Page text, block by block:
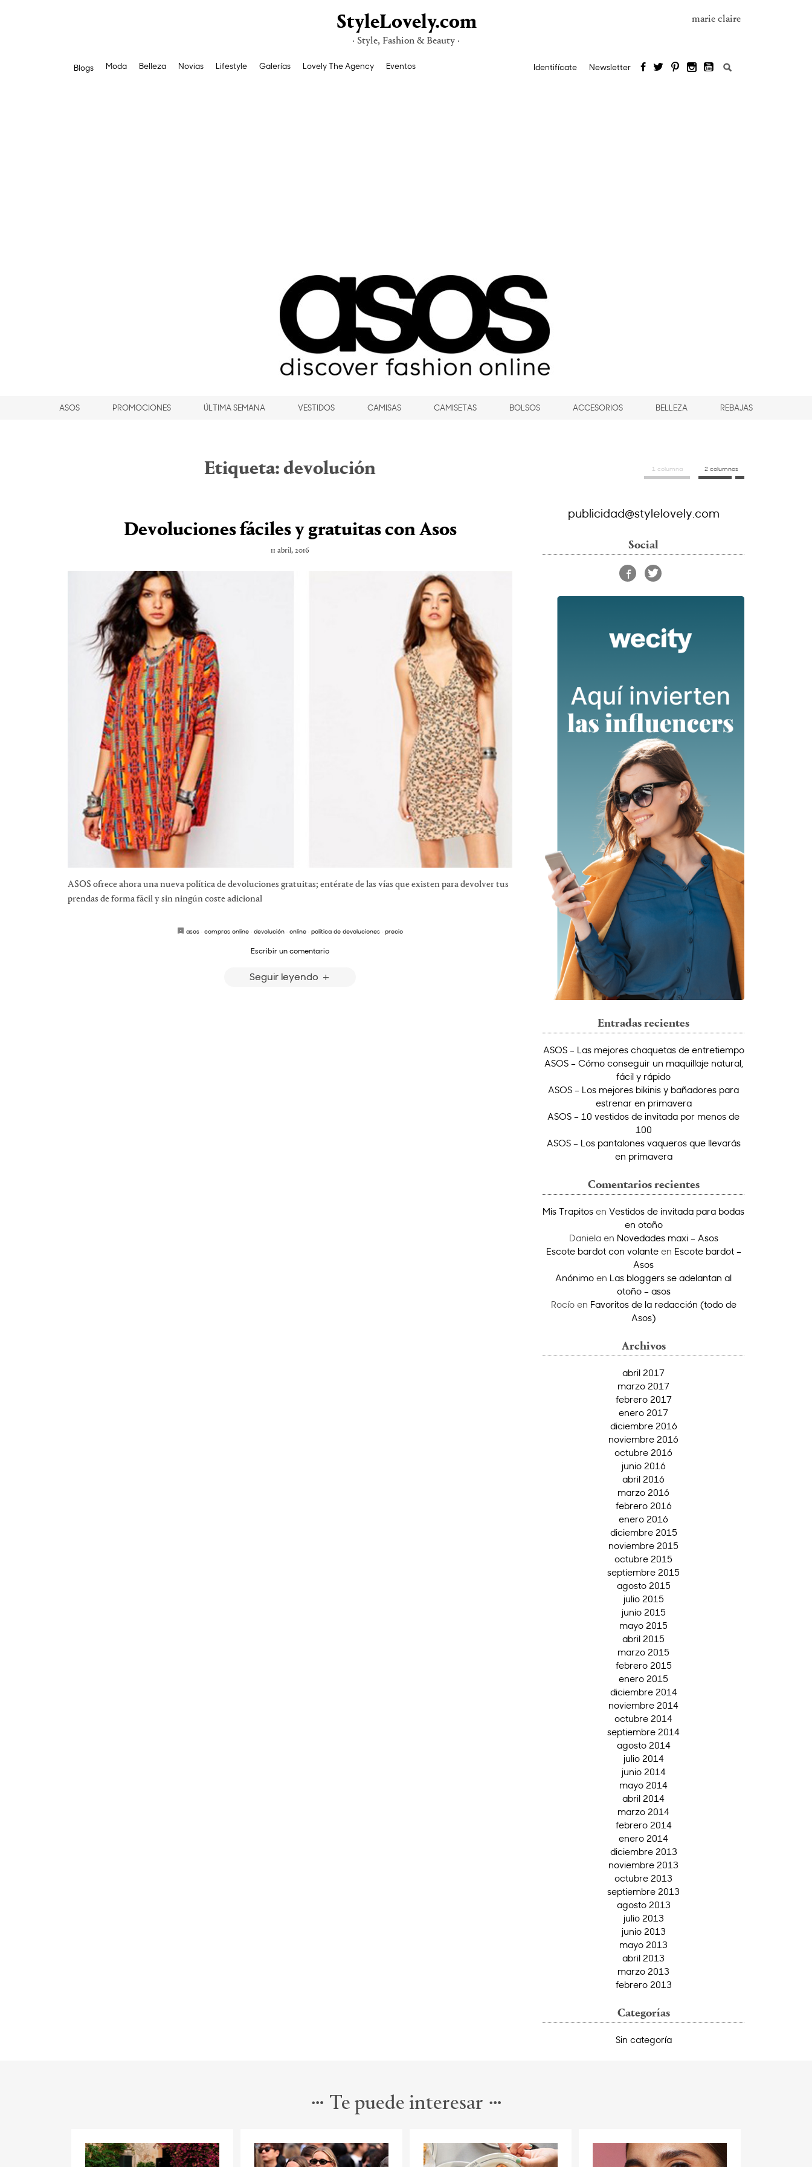
StyleLovely.com
· Style, Fashion & Beauty ·
marie claire
Blogs Moda Belleza Novias Lifestyle Galerías Lovely The Agency Eventos Identifícate Newsletter Buscar:
ASOS PROMOCIONES ÚLTIMA SEMANA VESTIDOS CAMISAS CAMISETAS BOLSOS ACCESORIOS BELLEZA REBAJAS
Etiqueta: devolución
Devoluciones fáciles y gratuitas con Asos
11 abril, 2016
ASOS ofrece ahora una nueva política de devoluciones gratuitas; entérate de las vías que existen para devolver tus
prendas de forma fácil y sin ningún coste adicional
asos · compras online · devolución · online · politica de devoluciones · precio
Escribir un comentario
Seguir leyendo
1 columna 2 columnas
publicidad@stylelovely.com
Social
Entradas recientes
ASOS – Las mejores chaquetas de entretiempo
ASOS – Cómo conseguir un maquillaje natural,
fácil y rápido
ASOS – Los mejores bikinis y bañadores para
estrenar en primavera
ASOS – 10 vestidos de invitada por menos de
100
ASOS – Los pantalones vaqueros que llevarás
en primavera
Comentarios recientes
Mis Trapitos en Vestidos de invitada para bodas
en otoño
Danielaen Novedades maxi – Asos
Escote bardot con volanteen Escote bardot –
Asos
Anónimo en Las bloggers se adelantan al
otoño – asos
Rocíoen Favoritos de la redacción (todo de
Asos)
Archivos
abril 2017
marzo 2017
febrero 2017
enero 2017
diciembre 2016
noviembre 2016
octubre 2016
junio 2016
abril 2016
marzo 2016
febrero 2016
enero 2016
diciembre 2015
noviembre 2015
octubre 2015
septiembre 2015
agosto 2015
julio 2015
junio 2015
mayo 2015
abril 2015
marzo 2015
febrero 2015
enero 2015
diciembre 2014
noviembre 2014
octubre 2014
septiembre 2014
agosto 2014
julio 2014
junio 2014
mayo 2014
abril 2014
marzo 2014
febrero 2014
enero 2014
diciembre 2013
noviembre 2013
octubre 2013
septiembre 2013
agosto 2013
julio 2013
junio 2013
mayo 2013
abril 2013
marzo 2013
febrero 2013
Categorías
Sin categoría
Te puede interesar